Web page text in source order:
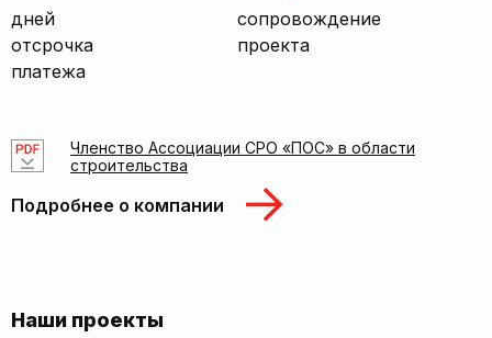
дней
отсрочка
платежа
сопровождение
проекта
Членство Ассоциации СРО «ПОС» в области
строительства
Подробнее о компании
Наши проекты